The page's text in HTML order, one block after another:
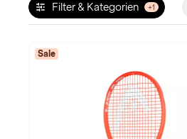
c
k
Filter & Kategorien +1
Sale